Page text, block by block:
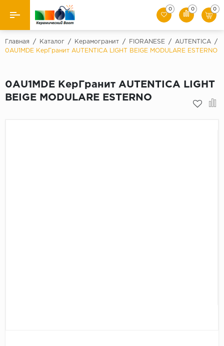
Назад
Керамическая плитка
0 0 0
Главная / Каталог / Керамогранит / FIORANESE / AUTENTICA
/
0AU1MDE КерГранит AUTENTICA LIGHT BEIGE MODULARE ESTERNO
0AU1MDE КерГранит AUTENTICA LIGHT
BEIGE MODULARE ESTERNO